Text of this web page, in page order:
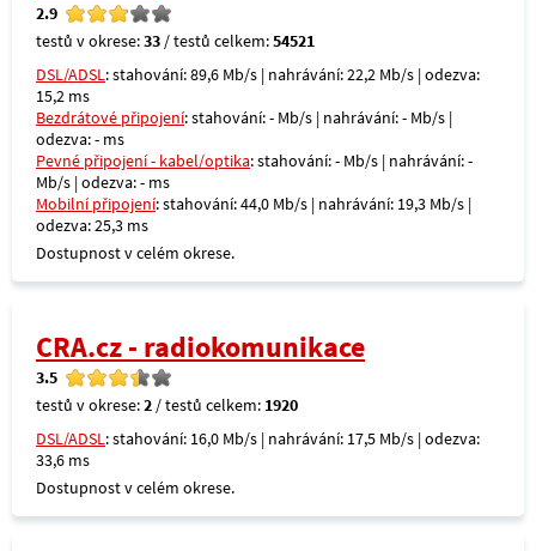
2.9
testů v okrese:33 / testů celkem:54521
DSL/ADSL: stahování: 89,6 Mb/s | nahrávání: 22,2 Mb/s | odezva:
15,2 ms
Bezdrátové připojení: stahování: - Mb/s | nahrávání: - Mb/s |
odezva: - ms
Pevné připojení - kabel/optika: stahování: - Mb/s | nahrávání: -
Mb/s | odezva: - ms
Mobilní připojení: stahování: 44,0 Mb/s | nahrávání: 19,3 Mb/s |
odezva: 25,3 ms
Dostupnost v celém okrese.
CRA.cz - radiokomunikace
3.5
testů v okrese:2 / testů celkem: 1920
DSL/ADSL: stahování: 16,0 Mb/s | nahrávání: 17,5 Mb/s | odezva:
33,6 ms
Dostupnost v celém okrese.